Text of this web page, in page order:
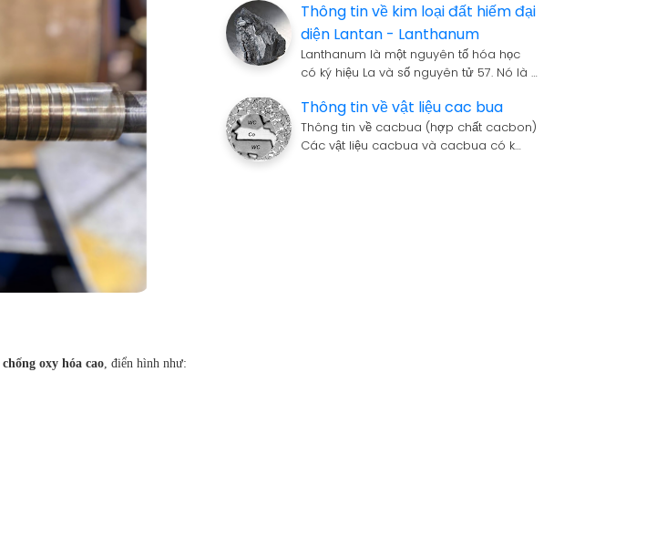
chống oxy hóa cao , điển hình như:
Thông tin về kim loại đất hiếm đại
diện Lantan - Lanthanum
Lanthanum là một nguyên tố hóa học
có ký hiệu La và số nguyên tử 57. Nó là …
Thông tin về vật liệu cac bua
Thông tin về cacbua (hợp chất cacbon)
Các vật liệu cacbua và cacbua có k…